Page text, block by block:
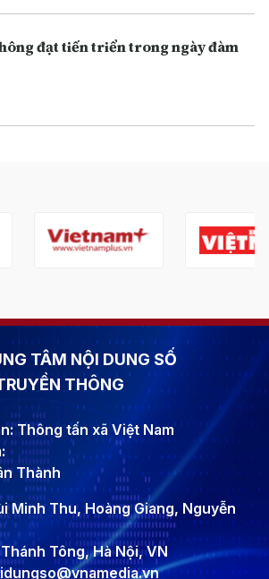
đạt tiến triển trong ngày đàm
TÂM NỘI DUNG SỐ
THÔNG
Thông tấn xã Việt Nam
Thành
Minh Thu, Hoàng Giang, Nguyễn
Tông, Hà Nội, VN